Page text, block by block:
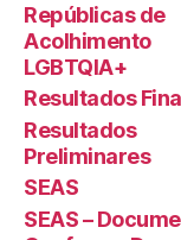
Repúblicas de
Acolhimento
LGBTQIA+
Resultados
Resultados
Preliminares
SEAS
SEAS –